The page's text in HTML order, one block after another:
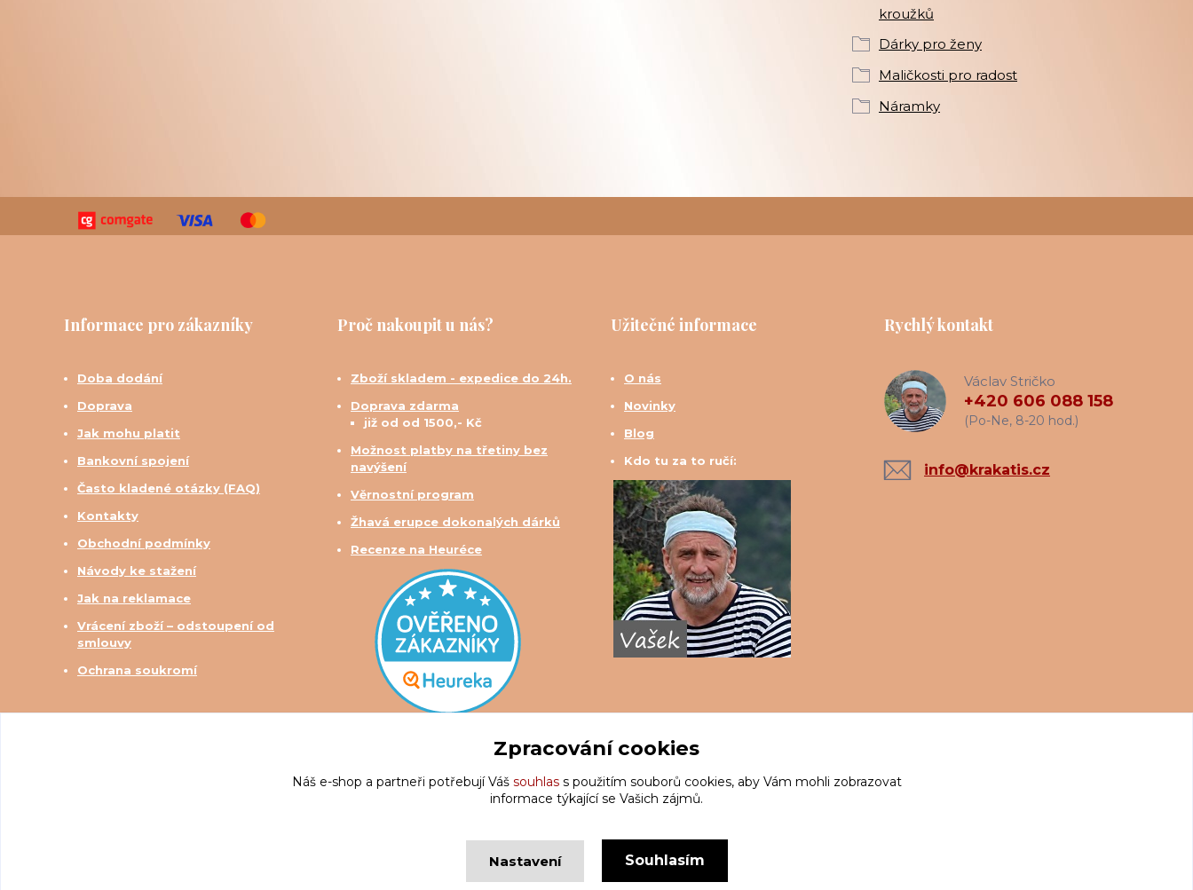
kroužků
Dárky pro ženy
Maličkosti pro radost
Náramky
Informace pro zákazníky
Doba dodání
Doprava
Jak mohu platit
Bankovní spojení
Často kladené otázky (FAQ)
Kontakty
Obchodní podmínky
Návody ke stažení
Jak na reklamace
Vrácení zboží – odstoupení od
smlouvy
Ochrana soukromí
Proč nakoupit u nás?
Zboží skladem - expedice do 24h.
Doprava zdarma
již od od 1500,- Kč
Možnost platby na třetiny bez
navýšení
Věrnostní program
Žhavá erupce dokonalých dárků
Recenze na Heuréce
Užitečné informace
O nás
Novinky
Blog
Kdo tu za to ručí:
Rychlý kontakt
Václav Stričko
+420 606 088 158
(Po-Ne, 8-20 hod.)
info@krakatis.cz
Zpracování cookies
Náš e-shop a partneři potřebují Váš souhlass použitím souborů cookies, aby Vám mohli zobrazovat
informace týkající se Vašich zájmů.
Nastavení Souhlasím